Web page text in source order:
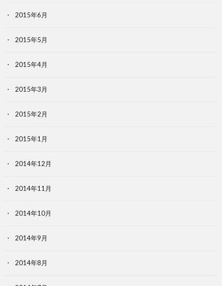
2015年6月
2015年5月
2015年4月
2015年3月
2015年2月
2015年1月
2014年12月
2014年11月
2014年10月
2014年9月
2014年8月